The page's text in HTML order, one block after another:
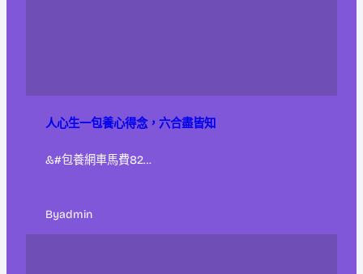
人心生一包養心得念，六合盡皆知
&#包養網車馬費82…
Byadmin